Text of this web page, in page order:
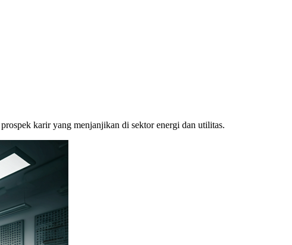
karir yang menjanjikan di sektor energi dan utilitas.